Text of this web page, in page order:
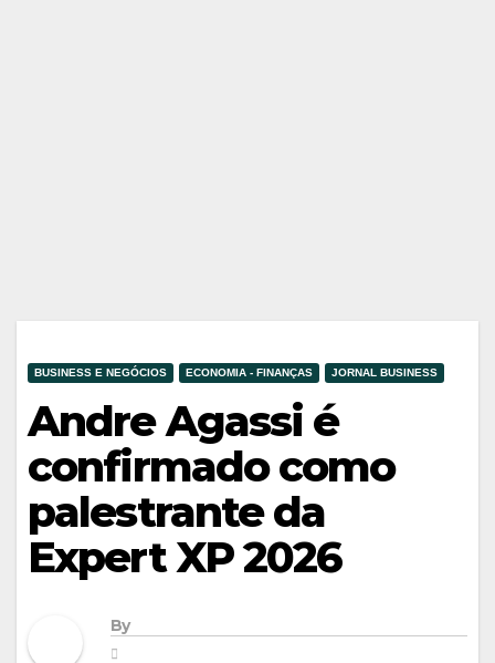
BUSINESS E NEGÓCIOS ECONOMIA - FINANÇAS JORNAL BUSINESS
Andre Agassi é
confirmado como
palestrante da
Expert XP 2026
By